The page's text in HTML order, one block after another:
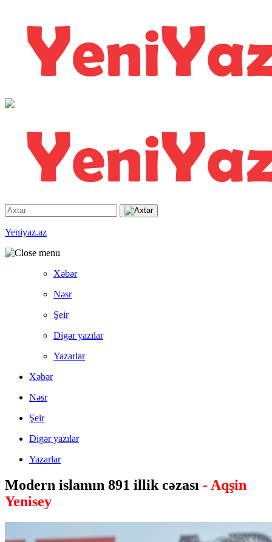
Yeniyaz.az
Xəbər
Nəsr
Şeir
Digər yazılar
Yazarlar
Xəbər
Nəsr
Şeir
Digər yazılar
Yazarlar
Modern islamın 891 illik cəzası - Aqşin
Yenisey